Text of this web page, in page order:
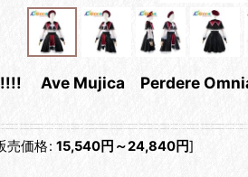
Ave Mujica Perdere
売価格: 15,540円 ～24,840円]